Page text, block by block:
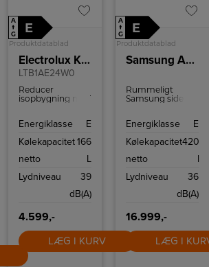
A
↑
G
E
Produktdatablad
Electrolux Køle-/fryseskab
LTB1AE24W0
Reducer
isopbygning med
system. Det
isdannelsen, så
at tø fryseren op
Energiklasse
E
Kølekapacitet
netto
166
L
Lydniveau
39
dB(A)
4.599,-
LÆG I KURV
A
↑
G
E
Produktdatablad
Samsung Amerikanerkøleskab RS80F64KEFEF
Rummeligt
Samsung side-
med No Frost,
Cooling,
og isdispenser
Wi‑Fi-styring.
Stilrent design,
støjsvag drift til
moderne, åbne
køkkener.
Energiklasse
E
Kølekapacitet
netto
420
l
Lydniveau
36
dB(A)
16.999,-
LÆG I